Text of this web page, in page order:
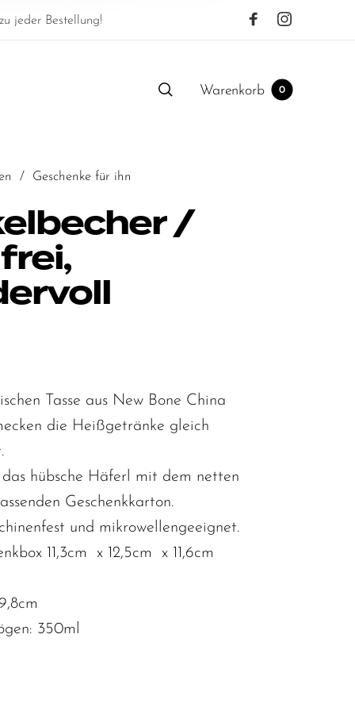
jeder Bestellung!
Warenkorb 0
/ Geschenke für ihn
/
Tasse aus New Bone China
die Heißgetränke gleich
hübsche Häferl mit dem netten
Geschenkkarton.
und mikrowellengeeignet.
11,3cm x 12,5cm x 11,6cm
350ml